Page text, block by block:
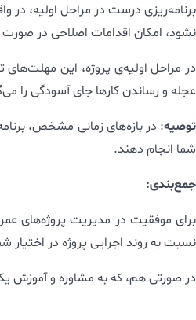
برنامه‌ریزی درست در مراحل اولیه، در
نشود، امکان اقدامات اصلاحی در
در مراحل اولیه‌ی پروژه، این
عجله و رساندن کارها جای آسودگی را
توصیه: در بازه‌های زمانی مشخص،
شما انجام دهند.
جمع‌بندی:
برای موفقیت در مدیریت پروژه‌های
نسبت به روند اجرایی پروژه در اختیار
در صورتی هم، که به مشاوره و آموزش